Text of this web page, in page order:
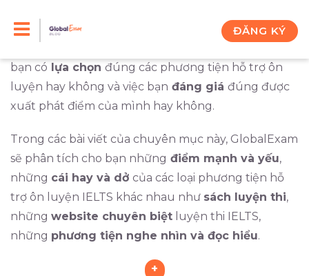
ĐĂNG KÝ
chuẩn bịcủa bạn. Nhưng việc chuẩn bị của bạn có
bạn có lựa chọn đúng các phương tiện hỗ trợ ôn
luyện hay không và việc bạn đáng giá đúng được
xuất phát điểm của mình hay không.
Trong các bài viết của chuyên mục này, GlobalExam
sẽ phân tích cho bạn những điểm mạnh và yếu,
những cái hay và dở của các loại phương tiện hỗ
trợ ôn luyện IELTS khác nhau như sách luyện thi,
những website chuyên biệt luyện thi IELTS,
những phương tiện nghe nhìn và đọc hiểu.
+